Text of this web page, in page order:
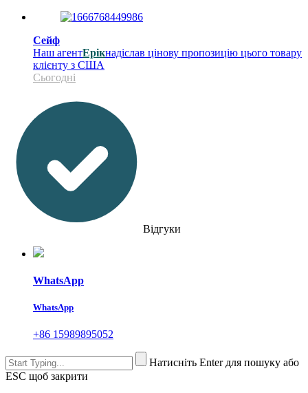
Сейф
Наш агентЕрікнадіслав цінову пропозицію цього товару
клієнту з США
Сьогодні
Відгуки
WhatsApp
WhatsApp
+86 15989895052
Натисніть Enter для пошуку або
ESC щоб закрити